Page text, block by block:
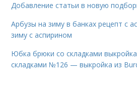
Добавление статьи в новую
Арбузы на зиму в банках рецепт с
зиму с аспирином
Юбка брюки со складками
складками №126 — выкройка из